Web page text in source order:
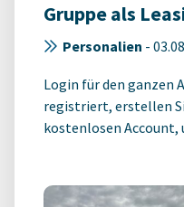
Gruppe als
Personalien -
Login für den ganzen
registriert, erstellen
kostenlosen Account,